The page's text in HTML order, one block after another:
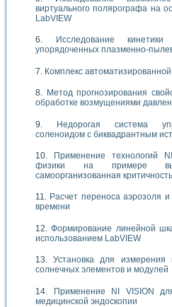
виртуального полярографа на
LabVIEW
Исследование
упорядоченных плазменно-
Комплекс автоматизированной
Метод прогнозирования
обработке возмущениями
Недорогая система
соленоидом с биквадрантным
Применение технологий
физики на примере
самоорганизованная критичность
Расчет переноса аэрозоля
времени
Формирование линейной
использованием LabVIEW
Установка для измерения
солнечных элементов и модулей
Применение NI VISION
медицинской эндоскопии